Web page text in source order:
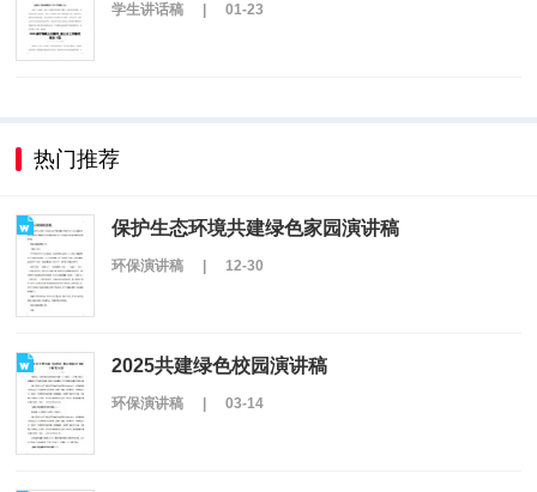
学生讲话稿 01-23
热门推荐
保护生态环境共建绿色家园演讲稿
环保演讲稿 12-30
2025共建绿色校园演讲稿
环保演讲稿 03-14